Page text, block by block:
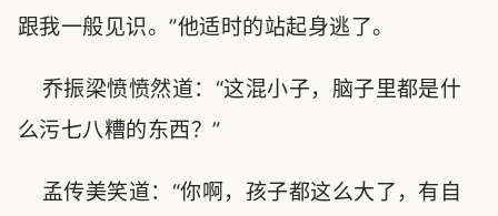
跟我一般见识。”他适时的站起身逃了。
乔振梁愤愤然道：“这混小子，脑子里都是什
么污七八糟的东西？”
孟传美笑道：“你啊，孩子都这么大了，有自